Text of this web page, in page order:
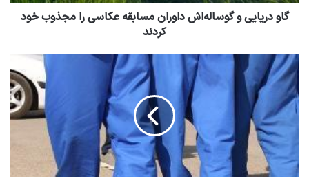
گاو دریایی و گوساله‌اش داوران مسابقه عکاسی را مجذوب خود
کردند